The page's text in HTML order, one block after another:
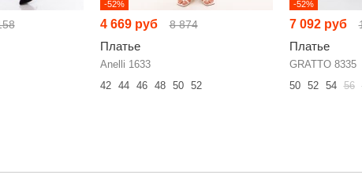
-52%
4 669 руб 8 874
Платье
Anelli 1633
42
44 46 48 50 52
-52%
7 092 руб
Платье
GRATTO 8335
50
52 54 56